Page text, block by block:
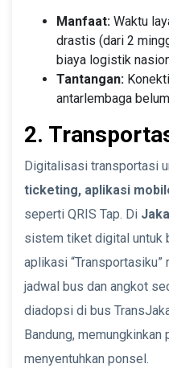
Manfaat: Waktu
drastis (dari 2
biaya logistik
Tantangan:
antarlembaga
2.
Digitalisasi transportasi
ticketing, aplikasi
seperti QRIS Tap. Di
sistem tiket digital untuk
aplikasi “Transportasiku”
jadwal bus dan angkot
diadopsi di bus
Bandung, memungkinkan
menyentuhkan ponsel.